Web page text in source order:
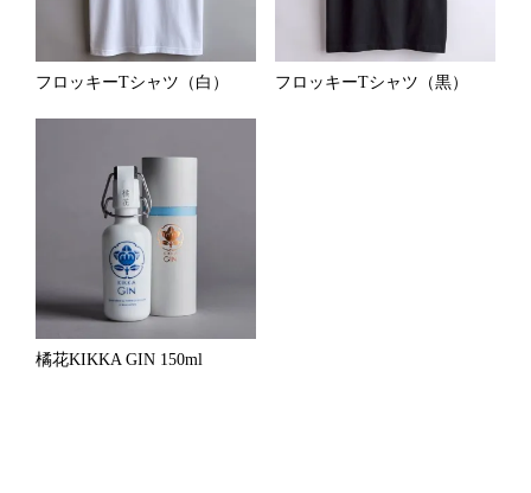
フロッキーTシャツ（白） フロッキーTシャツ（黒）
橘花KIKKA GIN 150ml